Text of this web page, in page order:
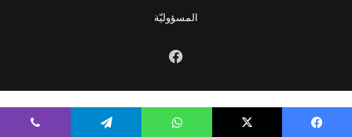
المسؤوليّة
فيسبوك
kiralık bahis siteleri